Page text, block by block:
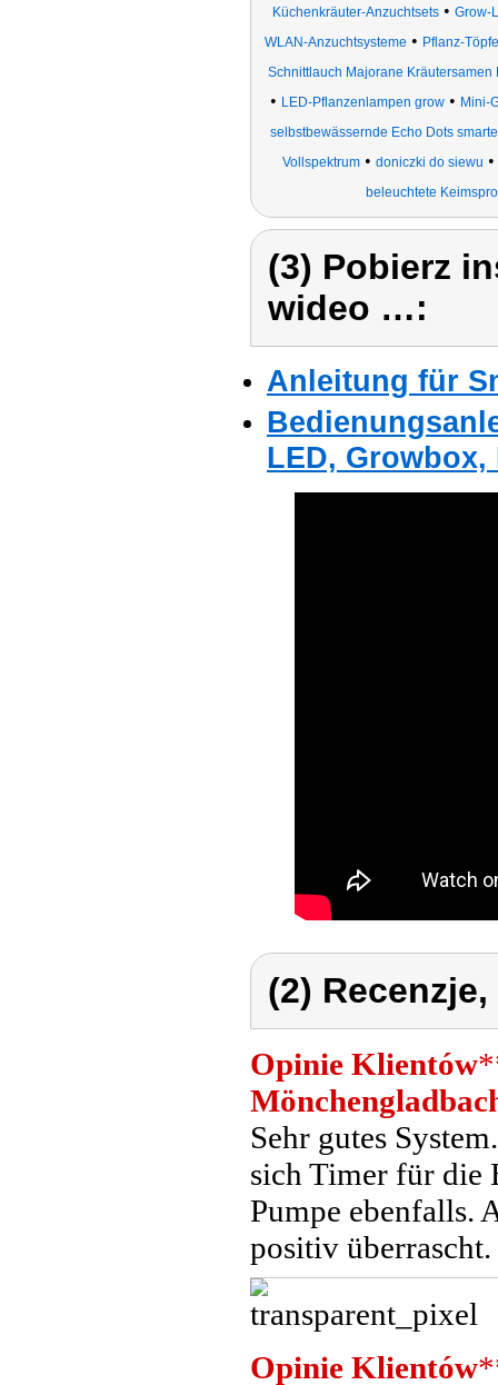
Küchenkräuter-Anzuchtsets• Grow-
WLAN-Anzuchtsysteme • Pflanz-Töpfe
Schnittlauch Majorane
• LED-Pflanzenlampen grow• Mini-
selbstbewässernde Echo Dots
Vollspektrum• doniczki do siewu •
beleuchtete
(3) Pobierz
wideo …:
Anleitung für
LED,
(2)
Opinie Klientów
Sehr gutes
sich Timer für die
Pumpe ebenfalls.
positiv überrascht.
Opinie Klientów